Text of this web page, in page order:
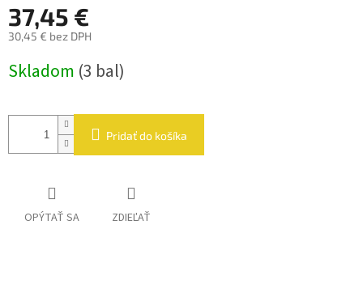
37,45 €
30,45 € bez DPH
cena:
Skladom (3 bal)
Pridať do košíka
OPÝTAŤ SA ZDIEĽAŤ